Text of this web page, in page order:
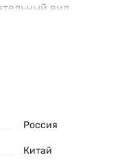
вид
Состав
(клапана)
отбеливать !
Россия
Китай